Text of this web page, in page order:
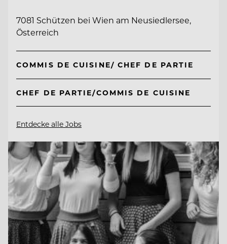
7081 Schützen bei Wien am Neusiedlersee,
Österreich
COMMIS DE CUISINE/ CHEF DE PARTIE
CHEF DE PARTIE/COMMIS DE CUISINE
Entdecke alle Jobs